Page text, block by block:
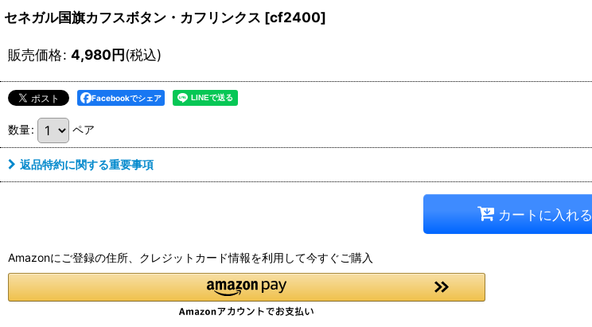
セネガル国旗カフスボタン・カフリンクス [cf2400]
販売価格: 4,980円(税込)
Facebookでシェア
数量: ペア
返品特約に関する重要事項
カートに入れる
Amazonにご登録の住所、クレジットカード情報を利用して今すぐご購入